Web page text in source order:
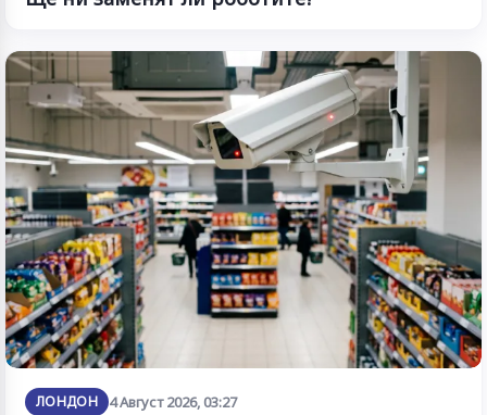
ЛОНДОН 4 Август 2026, 03:27